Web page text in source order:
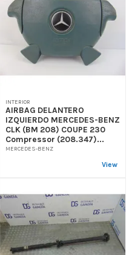
INTERIOR
AIRBAG DELANTERO
IZQUIERDO MERCEDES-BENZ
CLK (BM 208) COUPE 230
Compressor (208.347)...
MERCEDES-BENZ
View